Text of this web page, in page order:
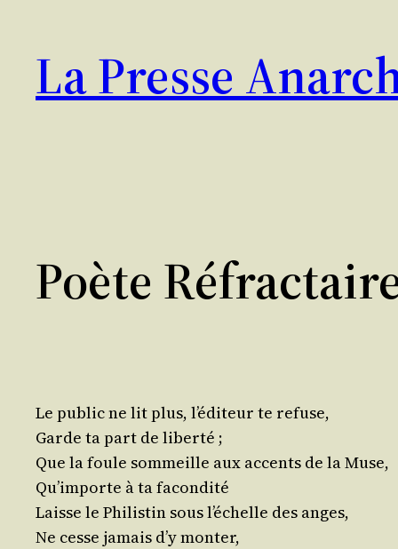
contenu
La Presse
Poète
Le public ne lit plus, l’éditeur te refuse,
Garde ta part de liberté ;
Que la foule som­meille aux accents de la Muse,
Qu’importe à ta facondité
Laisse le Phi­lis­tin sous l’échelle des anges,
Ne cesse jamais d’y monter,